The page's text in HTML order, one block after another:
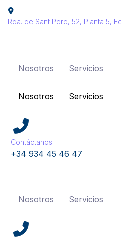
Rda. de Sant Pere, 52, Planta 5,
Nosotros Servicios
Nosotros Servicios
Contáctanos
+34 934 45 46 47
Nosotros Servicios